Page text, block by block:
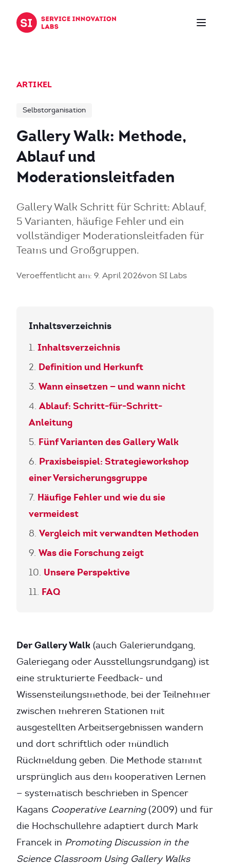
ARTIKEL
Selbstorganisation
Gallery Walk: Methode,
Ablauf und
Moderationsleitfaden
Gallery Walk Schritt für Schritt: Ablauf,
5 Varianten, häufige Fehler und ein
vollständiger Moderationsleitfaden für
Teams und Großgruppen.
Veroeffentlicht am: 9. April 2026von SI Labs
Inhaltsverzeichnis
Inhaltsverzeichnis
Definition und Herkunft
Wann einsetzen — und wann nicht
Ablauf: Schritt-für-Schritt-
Anleitung
Fünf Varianten des Gallery Walk
Praxisbeispiel: Strategieworkshop
einer Versicherungsgruppe
Häufige Fehler und wie du sie
vermeidest
Vergleich mit verwandten Methoden
Was die Forschung zeigt
Unsere Perspektive
FAQ
Der Gallery Walk (auch Galerierundgang,
Galeriegang oder Ausstellungsrundgang) ist
eine strukturierte Feedback- und
Wissensteilungsmethode, bei der Teilnehmer
zwischen mehreren Stationen mit
ausgestellten Arbeitsergebnissen wandern
und dort schriftlich oder mündlich
Rückmeldung geben. Die Methode stammt
ursprünglich aus dem kooperativen Lernen
— systematisch beschrieben in Spencer
Kagans Cooperative Learning(2009) und für
die Hochschullehre adaptiert durch Mark
Francek in Promoting Discussion in the
Science Classroom Using Gallery Walks